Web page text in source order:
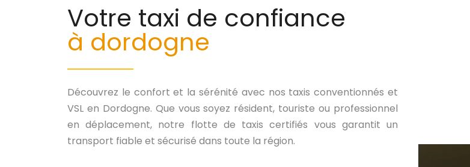
Votre taxi de confiance
à dordogne
Découvrez le confort et la sérénité avec nos taxis conventionnés et
VSL en Dordogne. Que vous soyez résident, touriste ou professionnel
en déplacement, notre flotte de taxis certifiés vous garantit un
transport fiable et sécurisé dans toute la région.